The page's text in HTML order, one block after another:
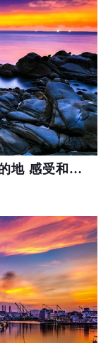
邀旅客走訪全球百大綠色旅遊目的地 感受和平島的無限魅力